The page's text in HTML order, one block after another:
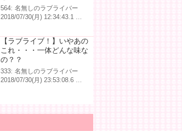
564: 名無しのラブライバー
2018/07/30(月) 12:34:43.1 …
【ラブライブ！】いやあの
これ・・・一体どんな味な
の？？
333: 名無しのラブライバー
2018/07/30(月) 23:53:08.6 …